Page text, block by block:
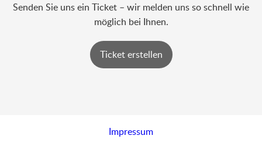
Senden Sie uns ein Ticket – wir melden uns so schnell wie
möglich bei Ihnen.
Ticket erstellen
Impressum